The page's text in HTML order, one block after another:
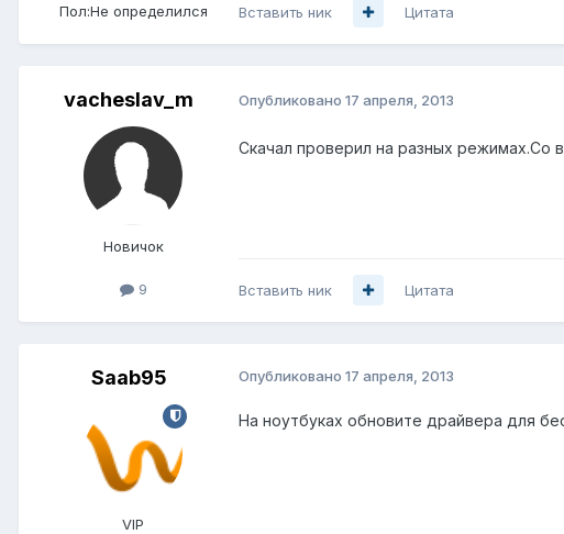
Пол:Не определился Вставить ник Цитата
vacheslav_m
Новичок
9
Опубликовано 17 апреля, 2013
Скачал проверил на разных режимах.Со
Вставить ник Цитата
Saab95
VIP
Опубликовано 17 апреля, 2013
На ноутбуках обновите драйвера для